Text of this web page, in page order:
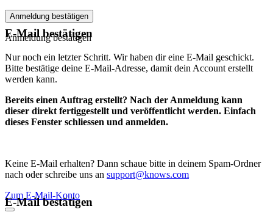
Anmeldung bestätigen
Anmeldung bestätigen
E-Mail bestätigen
Nur noch ein letzter Schritt. Wir haben dir eine E-Mail geschickt.
Bitte bestätige deine E-Mail-Adresse, damit dein Account erstellt
werden kann.
Bereits einen Auftrag erstellt? Nach der Anmeldung kann
dieser direkt fertiggestellt und veröffentlicht werden. Einfach
dieses Fenster schliessen und anmelden.
Keine E-Mail erhalten? Dann schaue bitte in deinem Spam-Ordner
nach oder schreibe uns an support@knows.com
Zum E-Mail-Konto
E-Mail bestätigen